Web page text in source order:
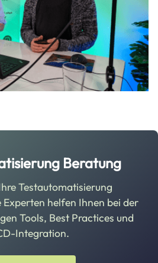
Beratung
Testautomatisierung
helfen Ihnen bei der
Tools, Best Practices und
Integration.